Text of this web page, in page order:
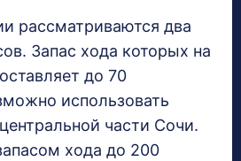
рассматриваются два
Запас хода которых на
до 70
использовать
части Сочи.
хода до 200